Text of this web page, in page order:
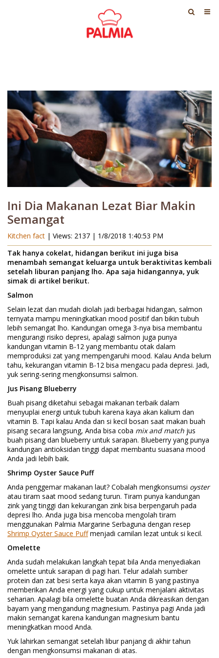
Ini Dia Makanan Lezat Biar Makin
Semangat
Kitchen fact | Views: 2137 | 1/8/2018 1:40:53 PM
Tak hanya cokelat, hidangan berikut ini juga bisa
menambah semangat keluarga untuk beraktivitas kembali
setelah liburan panjang lho. Apa saja hidangannya, yuk
simak di artikel berikut.
Salmon
Selain lezat dan mudah diolah jadi berbagai hidangan, salmon
ternyata mampu meningkatkan mood positif dan bikin tubuh
lebih semangat lho. Kandungan omega 3-nya bisa membantu
mengurangi risiko depresi, apalagi salmon juga punya
kandungan vitamin B-12 yang membantu otak dalam
memproduksi zat yang mempengaruhi mood. Kalau Anda belum
tahu, kekurangan vitamin B-12 bisa mengacu pada depresi. Jadi,
yuk sering-sering mengkonsumsi salmon.
Jus Pisang Blueberry
Buah pisang diketahui sebagai makanan terbaik dalam
menyuplai energi untuk tubuh karena kaya akan kalium dan
vitamin B. Tapi kalau Anda dan si kecil bosan saat makan buah
pisang secara langsung, Anda bisa coba mix and match jus
buah pisang dan blueberry untuk sarapan. Blueberry yang punya
kandungan antioksidan tinggi dapat membantu suasana mood
Anda jadi lebih baik.
Shrimp Oyster Sauce Puff
Anda penggemar makanan laut? Cobalah mengkonsumsi oyster
atau tiram saat mood sedang turun. Tiram punya kandungan
zink yang tinggi dan kekurangan zink bisa berpengaruh pada
depresi lho. Anda juga bisa mencoba mengolah tiram
menggunakan Palmia Margarine Serbaguna dengan resep
Shrimp Oyster Sauce Puff menjadi camilan lezat untuk si kecil.
Omelette
Anda sudah melakukan langkah tepat bila Anda menyediakan
omelette untuk sarapan di pagi hari. Telur adalah sumber
protein dan zat besi serta kaya akan vitamin B yang pastinya
memberikan Anda energi yang cukup untuk menjalani aktivitas
seharian. Apalagi bila omelette buatan Anda dikreasikan dengan
bayam yang mengandung magnesium. Pastinya pagi Anda jadi
makin semangat karena kandungan magnesium bantu
meningkatkan mood Anda.
Yuk lahirkan semangat setelah libur panjang di akhir tahun
dengan mengkonsumsi makanan di atas.